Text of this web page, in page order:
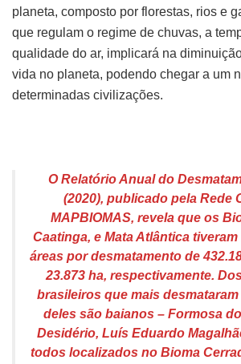
planeta, composto por florestas, rios e
que regulam o regime de chuvas, a
qualidade do ar, implicará na
vida no planeta, podendo chegar a um
determinadas civilizações.
O Relatório Anual do
(2020), publicado pela Rede
MAPBIOMAS, revela que os
Caatinga, e Mata Atlântica
áreas por desmatamento de
23.873 ha, respectivamente.
brasileiros que mais
deles são baianos – Formosa
Desidério, Luís Eduardo
todos localizados no Bioma